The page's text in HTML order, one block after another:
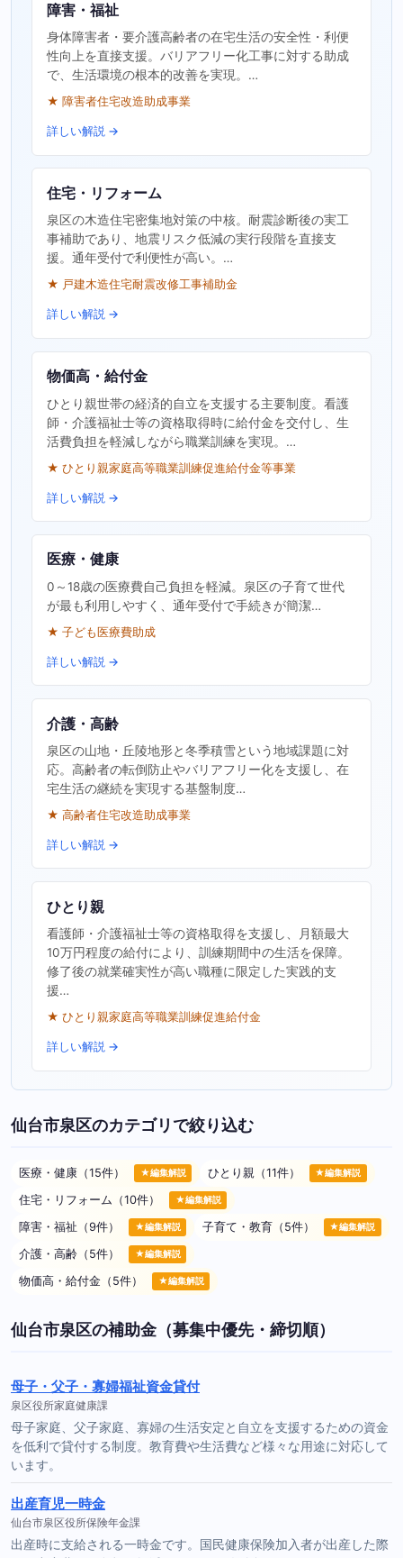
障害・福祉
身体障害者・要介護高齢者の在宅生活の安全性・利便
性向上を直接支援。バリアフリー化工事に対する助成
で、生活環境の根本的改善を実現。…
★ 障害者住宅改造助成事業
詳しい解説 →
住宅・リフォーム
泉区の木造住宅密集地対策の中核。耐震診断後の実工
事補助であり、地震リスク低減の実行段階を直接支
援。通年受付で利便性が高い。…
★ 戸建木造住宅耐震改修工事補助金
詳しい解説 →
物価高・給付金
ひとり親世帯の経済的自立を支援する主要制度。看護
師・介護福祉士等の資格取得時に給付金を交付し、生
活費負担を軽減しながら職業訓練を実現。…
★ ひとり親家庭高等職業訓練促進給付金等事業
詳しい解説 →
医療・健康
0～18歳の医療費自己負担を軽減。泉区の子育て世代
が最も利用しやすく、通年受付で手続きが簡潔…
★ 子ども医療費助成
詳しい解説 →
介護・高齢
泉区の山地・丘陵地形と冬季積雪という地域課題に対
応。高齢者の転倒防止やバリアフリー化を支援し、在
宅生活の継続を実現する基盤制度…
★ 高齢者住宅改造助成事業
詳しい解説 →
ひとり親
看護師・介護福祉士等の資格取得を支援し、月額最大
10万円程度の給付により、訓練期間中の生活を保障。
修了後の就業確実性が高い職種に限定した実践的支
援…
★ ひとり親家庭高等職業訓練促進給付金
詳しい解説 →
仙台市泉区のカテゴリで絞り込む
医療・健康（15件） ★編集解説 ひとり親（11件） ★編集解説
住宅・リフォーム（10件） ★編集解説
障害・福祉（9件） ★編集解説 子育て・教育（5件） ★編集解説
介護・高齢（5件） ★編集解説
物価高・給付金（5件） ★編集解説
仙台市泉区の補助金（募集中優先・締切順）
母子・父子・寡婦福祉資金貸付
泉区役所家庭健康課
母子家庭、父子家庭、寡婦の生活安定と自立を支援するための資金
を低利で貸付する制度。教育費や生活費など様々な用途に対応して
います。
出産育児一時金
仙台市泉区役所保険年金課
出産時に支給される一時金です。国民健康保険加入者が出産した際